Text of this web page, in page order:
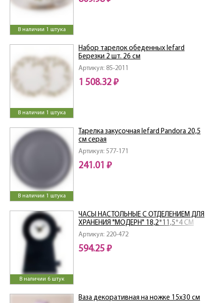
В наличии 1 штука
В наличии 1 штука
Артикул: 85-2011
Набор тарелок обеденных lefard
Березки 2 шт. 26 см
1 508.32 ₽
В наличии 1 штука
Артикул: 577-171
Тарелка закусочная lefard Pandora 20,5
см серая
241.01 ₽
В наличии 6 штук
Артикул: 220-472
ЧАСЫ НАСТОЛЬНЫЕ С ОТДЕЛЕНИЕМ ДЛЯ
ХРАНЕНИЯ "МОДЕРН" 18,2*11,5*4 СМ
594.25 ₽
Ваза декоративная на ножке 15х30 см